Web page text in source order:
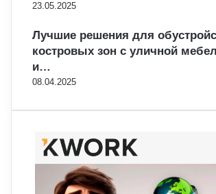
23.05.2025
Лучшие решения для
костровых зон с уличной
и…
08.04.2025